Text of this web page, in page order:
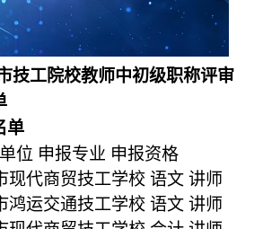
技工院校教师中初级职称评审
单
位 申报专业 申报资格
现代商贸技工学校 语文 讲师
鸿运交通技工学校 语文 讲师